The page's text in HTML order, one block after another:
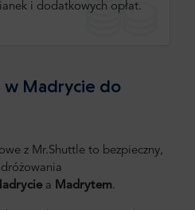
i dodatkowych opłat.
w Madrycie do
z Mr.Shuttle to bezpieczny,
a Madrytem.